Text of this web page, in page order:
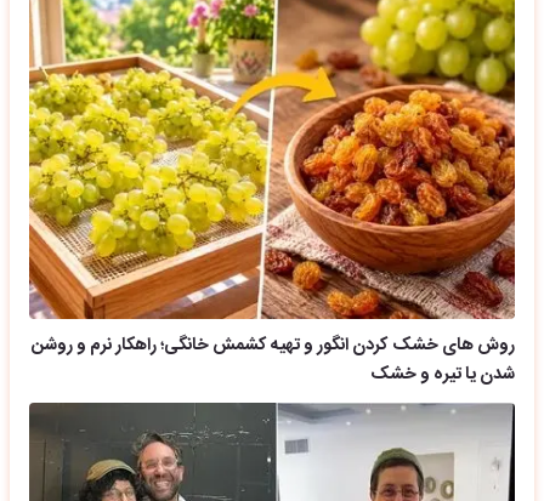
روش های خشک کردن انگور و تهیه کشمش خانگی؛ راهکار نرم و روشن
شدن یا تیره و خشک